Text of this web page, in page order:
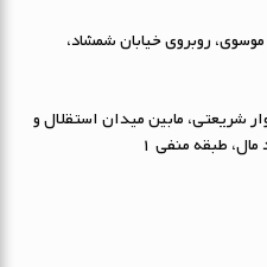
روبروی خیابان شمشاد،
شریعتی، مابین میدان استقلال و
طبقه منفی 1